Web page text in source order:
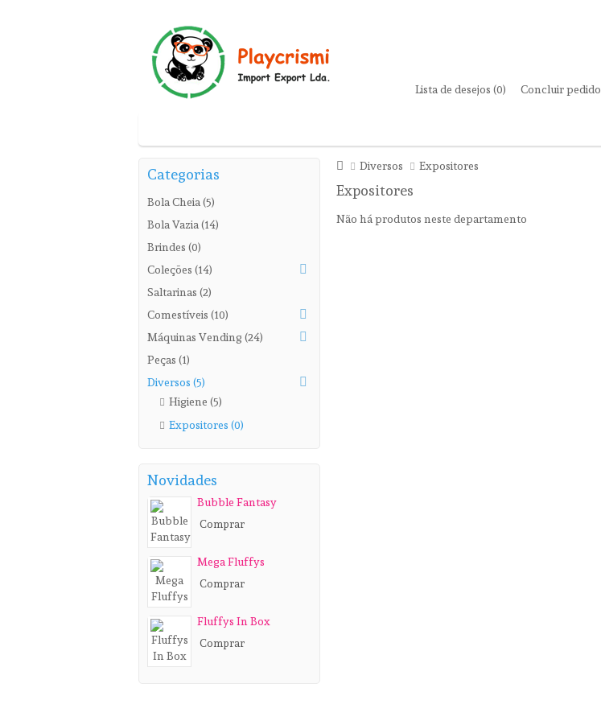
Lista de desejos (0) Concluir pedido
Categorias
Bola Cheia (5)
Bola Vazia (14)
Brindes (0)
Coleções (14)
Saltarinas (2)
Comestíveis (10)
Máquinas Vending (24)
Peças (1)
Diversos (5)
Higiene (5)
Expositores (0)
Novidades
Bubble Fantasy
Comprar
Mega Fluffys
Comprar
Fluffys In Box
Comprar
Diversos Expositores
Expositores
Não há produtos neste departamento